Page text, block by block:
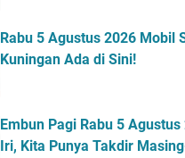
Rabu 5 Agustus 2026 Mobil
Kuningan Ada di Sini!
Embun Pagi Rabu 5
Iri, Kita Punya Takdir